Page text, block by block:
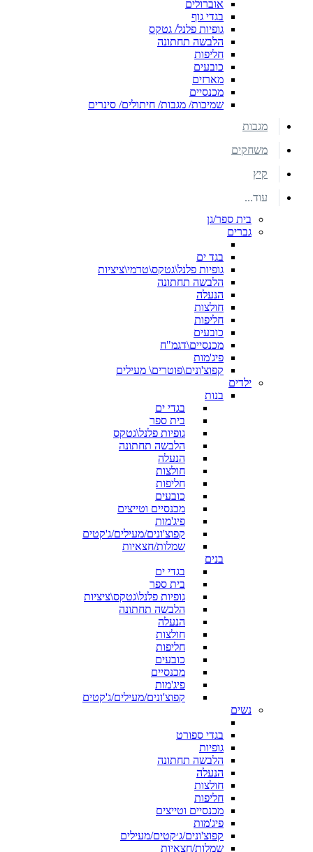
אוברולים
בגדי גוף
גופיות פלנל/ גטקס
הלבשה תחתונה
חליפות
כובעים
מארזים
מכנסיים
שמיכות/ מגבות/ חיתולים/ סינרים
מגבות
משחקים
קיץ
עוד...
בית ספר/גן
גברים
בגד ים
גופיות פלנל\גטקס\טרמי\ציציות
הלבשה תחתונה
הנעלה
חולצות
חליפות
כובעים
מכנסיים\דגמ"ח
פיג'מות
קפוצ'ונים\פוטרים\ מעילים
ילדים
בנות
בגדי ים
בית ספר
גופיות פלנל\גטקס
הלבשה תחתונה
הנעלה
חולצות
חליפות
כובעים
מכנסיים וטייצים
פיג'מות
קפוצ'ונים/מעילים/ג'קטים
שמלות/חצאיות
בנים
בגדי ים
בית ספר
גופיות פלנל\גטקס\ציציות
הלבשה תחתונה
הנעלה
חולצות
חליפות
כובעים
מכנסיים
פיג'מות
קפוצ'ונים/מעילים/ג'קטים
נשים
בגדי ספורט
גופיות
הלבשה תחתונה
הנעלה
חולצות
חליפות
מכנסיים וטייצים
פיג'מות
קפוצ'ונים/ג׳קטים/מעילים
שמלות/חצאיות